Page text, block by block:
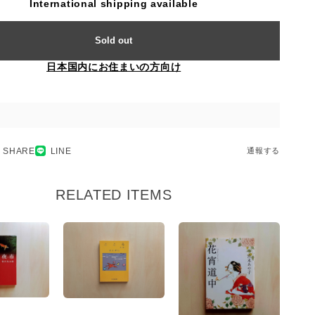
International shipping available
Sold out
日本国内にお住まいの方向け
SHARE LINE 通報する
RELATED ITEMS